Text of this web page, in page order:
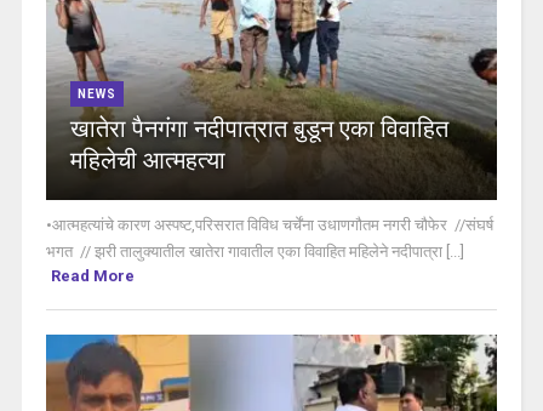
NEWS
खातेरा पैनगंगा नदीपात्रात बुडून एका विवाहित
महिलेची आत्महत्या
•आत्महत्यांचे कारण अस्पष्ट,परिसरात विविध चर्चेंना उधाणगौतम नगरी चौफेर //संघर्ष
भगत // झरी तालुक्यातील खातेरा गावातील एका विवाहित महिलेने नदीपात्रा [...]
Read More